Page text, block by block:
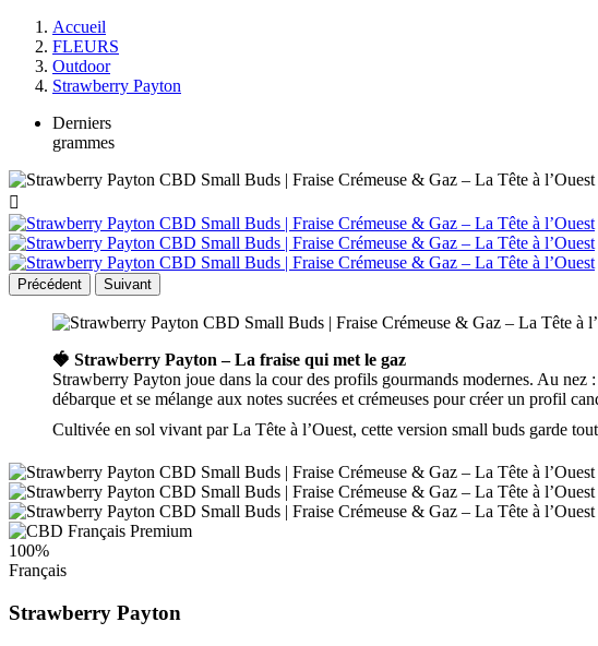
Accueil
FLEURS
Outdoor
Strawberry Payton
Derniers
grammes

Précédent Suivant
🍓 Strawberry Payton – La fraise qui met le gaz
Strawberry Payton joue dans la cour des profils gourmands modernes. Au nez :
débarque et se mélange aux notes sucrées et crémeuses pour créer un profil
Cultivée en sol vivant par La Tête à l’Ouest, cette version small buds garde
100%
Français
Strawberry Payton